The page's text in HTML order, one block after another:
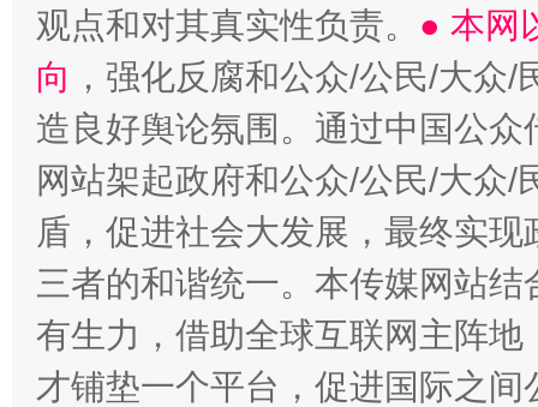
观点和对其真实性负责。 ● 本网
向 ，强化反腐和公众/公民/大众
造良好舆论氛围。通过中国公
网站架起政府和公众/公民/大众
盾，促进社会大发展，最终实
三者的和谐统一。本传媒网站
有生力，借助全球互联网主阵
才铺垫一个平台，促进国际之